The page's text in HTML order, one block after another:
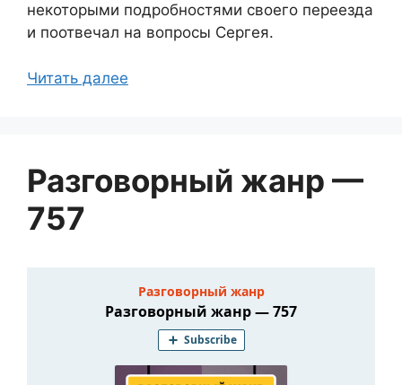
некоторыми подробностями своего переезда
и поотвечал на вопросы Сергея.
Читать далее
Разговорный жанр —
757